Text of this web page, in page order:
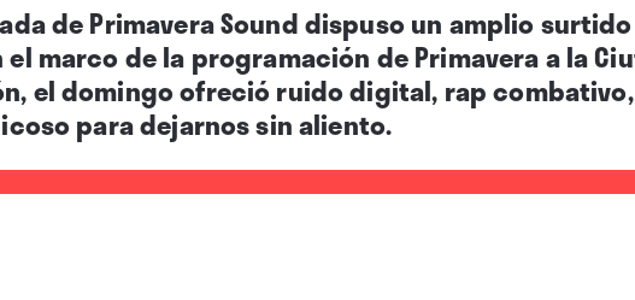
de Primavera Sound dispuso un amplio
marco de la programación de Primavera a la
el domingo ofreció ruido digital, rap
para dejarnos sin aliento.